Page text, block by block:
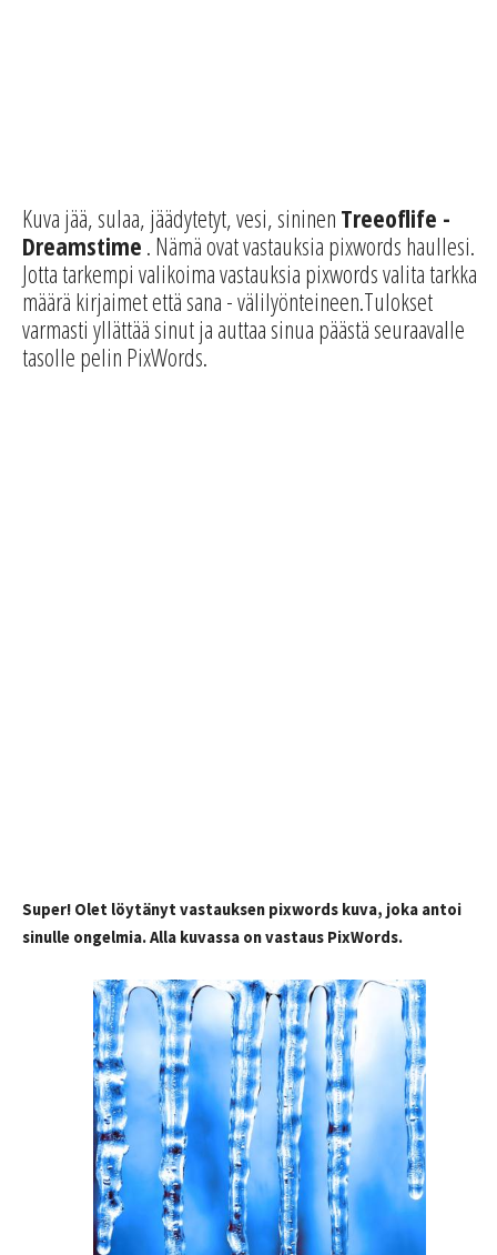
Kuva jää, sulaa, jäädytetyt, vesi, sininen Treeoflife -
Dreamstime . Nämä ovat vastauksia pixwords haullesi.
Jotta tarkempi valikoima vastauksia pixwords valita tarkka
määrä kirjaimet että sana - välilyönteineen.Tulokset
varmasti yllättää sinut ja auttaa sinua päästä seuraavalle
tasolle pelin PixWords.
Super! Olet löytänyt vastauksen pixwords kuva, joka antoi
sinulle ongelmia. Alla kuvassa on vastaus PixWords.